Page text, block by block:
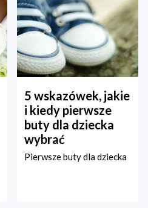
5 wskazówek, jakie
i kiedy pierwsze
buty dla dziecka
wybrać
Pierwsze buty dla dziecka